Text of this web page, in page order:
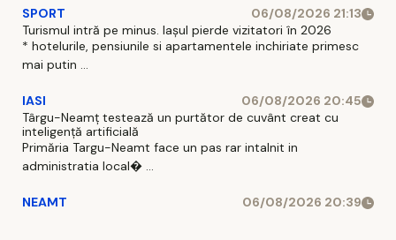
SPORT
06/08/2026 21:13
Turismul intră pe minus. Iașul pierde vizitatori în 2026
* hotelurile, pensiunile si apartamentele inchiriate primesc
mai putin ...
IASI
06/08/2026 20:45
Târgu-Neamț testează un purtător de cuvânt creat cu
inteligență artificială
Primăria Targu-Neamt face un pas rar intalnit in
administratia local� ...
NEAMT 06/08/2026 20:39